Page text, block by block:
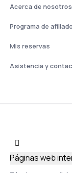
Acerca de nosotros
Programa de
Mis reservas
Asistencia y
Páginas web